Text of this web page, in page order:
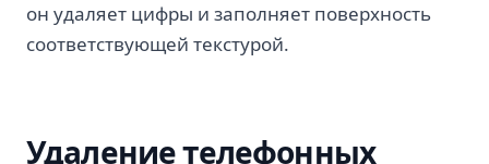
он удаляет цифры и заполняет поверхность
соответствующей текстурой.
Удаление телефонных